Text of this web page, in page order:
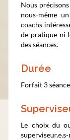
Nous
nous-même
coachs
de pratique ni
des séances.
Durée
Forfait 3
Le choix du